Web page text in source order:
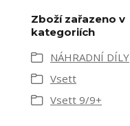
Zboží zařazeno v
kategoriích
NÁHRADNÍ DÍLY
Vsett
Vsett 9/9+